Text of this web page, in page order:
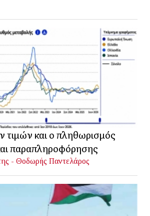
τιμών και ο πληθωρισμός
παραπληροφόρησης
- Θοδωρής Παντελάρος